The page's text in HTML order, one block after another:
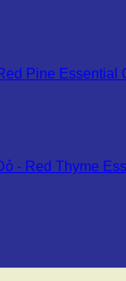
Pine Essential
- Red Thyme